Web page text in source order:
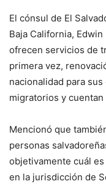
El cónsul de El
Baja California,
ofrecen servicios de
primera vez,
nacionalidad para
migratorios y
Mencionó que
personas
objetivamente cuál
en la jurisdicción de